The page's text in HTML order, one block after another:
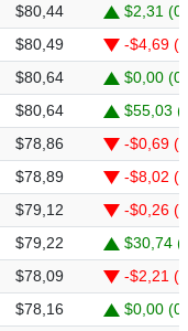
$80,44
$2,31
$80,49
-$4,69 (-
$80,64
$0,00
$80,64
$55,03
$78,86
-$0,69 (-
$78,89
-$8,02 (-
$79,12
-$0,26 (-
$79,22
$30,74
$78,09
-$2,21 (-
$78,16
$0,00